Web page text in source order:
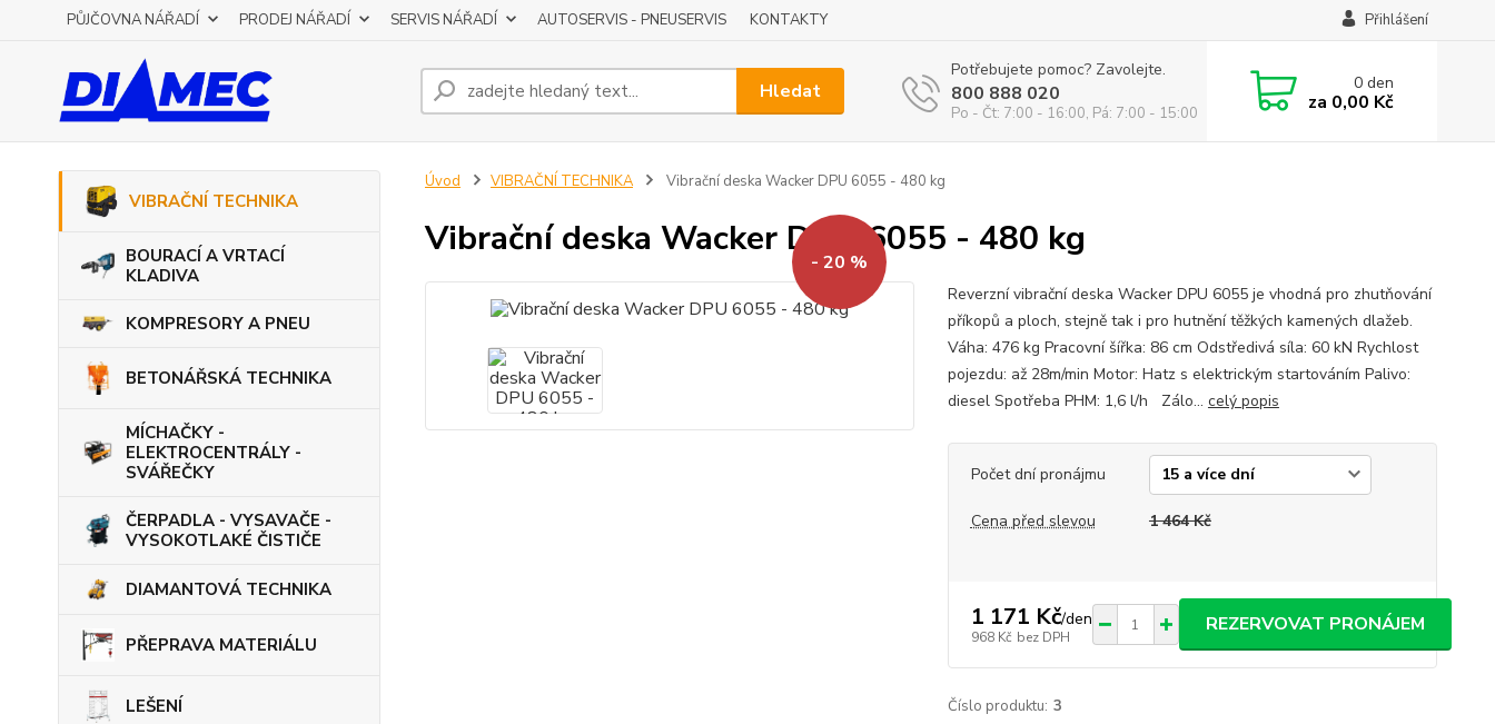
PŮJČOVNA NÁŘADÍ PRODEJ NÁŘADÍ SERVIS NÁŘADÍ AUTOSERVIS - PNEUSERVIS KONTAKTY Přihlášení
Hledat
Potřebujete pomoc? Zavolejte.
800 888 020
Po - Čt: 7:00 - 16:00, Pá: 7:00 - 15:00
0den
za 0,00 Kč
VIBRAČNÍ TECHNIKA
BOURACÍ A VRTACÍ
KLADIVA
KOMPRESORY A PNEU
BETONÁŘSKÁ TECHNIKA
MÍCHAČKY -
ELEKTROCENTRÁLY -
SVÁŘEČKY
ČERPADLA - VYSAVAČE -
VYSOKOTLAKÉ ČISTIČE
DIAMANTOVÁ TECHNIKA
PŘEPRAVA MATERIÁLU
LEŠENÍ
Úvod VIBRAČNÍ TECHNIKA Vibrační deska Wacker DPU 6055 - 480 kg
Vibrační deska Wacker DPU 6055 - 480 kg
- 20 %
Reverzní vibrační deska Wacker DPU 6055 je vhodná pro zhutňování
příkopů a ploch, stejně tak i pro hutnění těžkých kamených dlažeb.
Váha: 476 kg Pracovní šířka: 86 cm Odstředivá síla: 60 kN Rychlost
pojezdu: až 28m/min Motor: Hatz s elektrickým startováním Palivo:
diesel Spotřeba PHM: 1,6 l/h Zálo... celý popis
Počet dní pronájmu
Cena před slevou 1 464 Kč
1 171 Kč/den
968 Kč bez DPH
REZERVOVAT PRONÁJEM
Číslo produktu: 3